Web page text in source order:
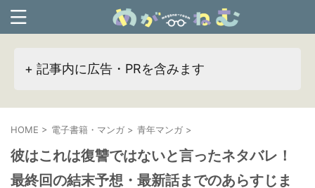
+ 記事内に広告・PRを含みます
HOME > 電子書籍・マンガ > 青年マンガ >
彼はこれは復讐ではないと言ったネタバレ！
最終回の結末予想・最新話までのあらすじま